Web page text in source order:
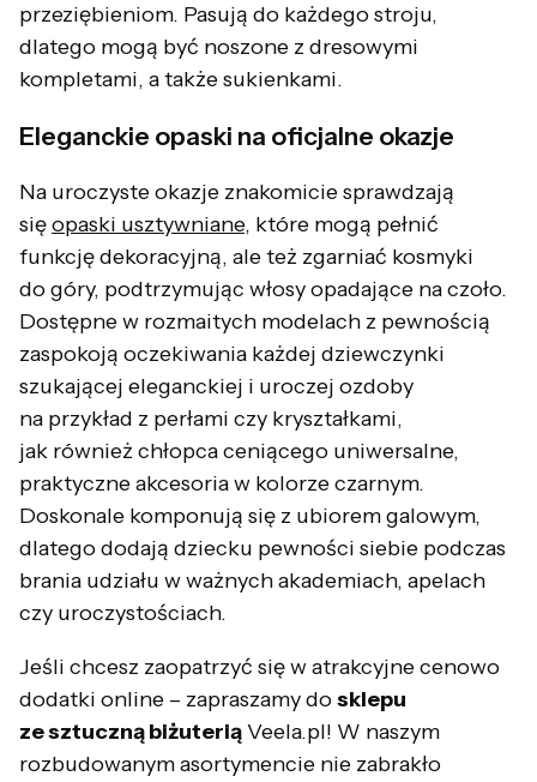
przeziębieniom. Pasują do każdego stroju,
dlatego mogą być noszone z dresowymi
kompletami, a także sukienkami.
Eleganckie opaski na oficjalne okazje
Na uroczyste okazje znakomicie sprawdzają
sięopaski usztywniane, które mogą pełnić
funkcję dekoracyjną, ale też zgarniać kosmyki
do góry, podtrzymując włosy opadające na czoło.
Dostępne w rozmaitych modelach z pewnością
zaspokoją oczekiwania każdej dziewczynki
szukającej eleganckiej i uroczej ozdoby
na przykład z perłami czy kryształkami,
jak również chłopca ceniącego uniwersalne,
praktyczne akcesoria w kolorze czarnym.
Doskonale komponują się z ubiorem galowym,
dlatego dodają dziecku pewności siebie podczas
brania udziału w ważnych akademiach, apelach
czy uroczystościach.
Jeśli chcesz zaopatrzyć się w atrakcyjne cenowo
dodatki online – zapraszamy dosklepu
ze sztuczną biżuteriąVeela.pl! W naszym
rozbudowanym asortymencie nie zabrakło